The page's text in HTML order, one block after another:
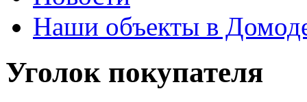
Наши объекты в
Уголок покупателя